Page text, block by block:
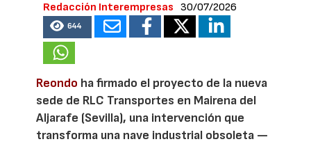
Redacción Interempresas 30/07/2026
644
Reondo ha firmado el proyecto de la nueva
sede de RLC Transportes en Mairena del
Aljarafe (Sevilla), una intervención que
transforma una nave industrial obsoleta —